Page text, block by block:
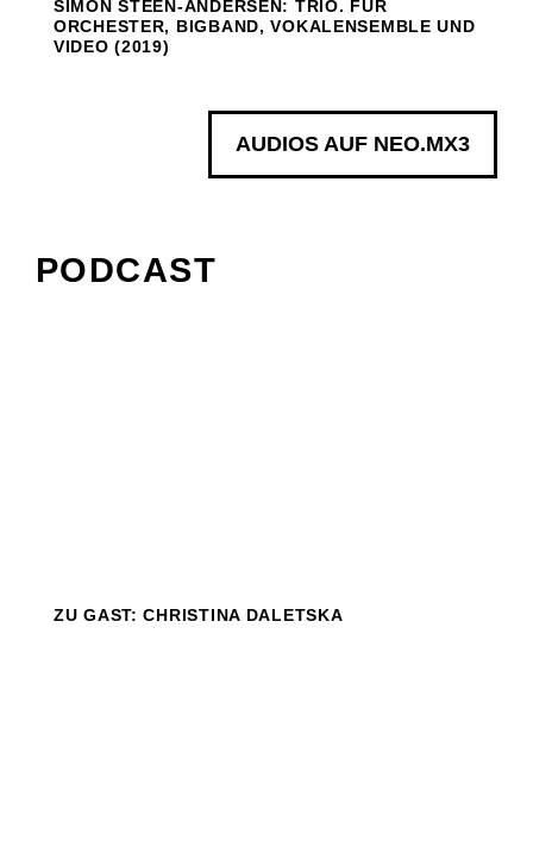
SIMON STEEN-ANDERSEN: TRIO. FÜR
ORCHESTER, BIGBAND, VOKALENSEMBLE UND
VIDEO (2019)
AUDIOS AUF NEO.MX3
PODCAST
ZU GAST: CHRISTINA DALETSKA